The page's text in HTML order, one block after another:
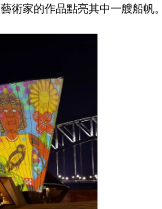
術家的作品點亮其中一艘船帆